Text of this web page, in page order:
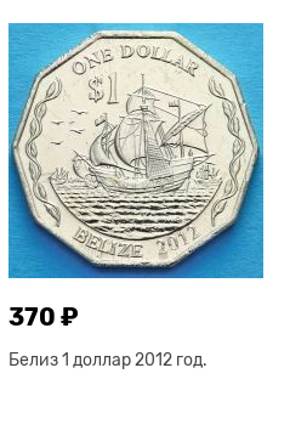
370 ₽
Белиз 1 доллар 2012 год.